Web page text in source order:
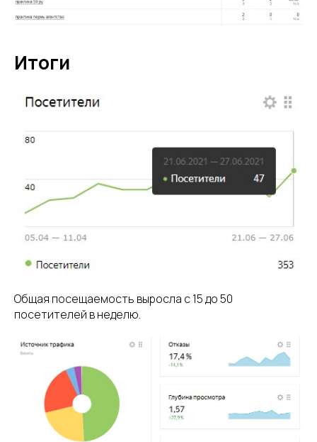
Итоги
Общая посещаемость выросла с 15 до 50
посетителей в неделю.